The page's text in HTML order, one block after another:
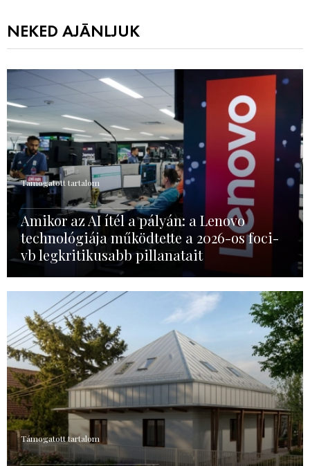
NEKED AJÁNLJUK
Támogatott tartalom
Amikor az AI ítél a pályán: a Lenovo
technológiája működtette a 2026-os foci-
vb legkritikusabb pillanatait
Támogatott tartalom